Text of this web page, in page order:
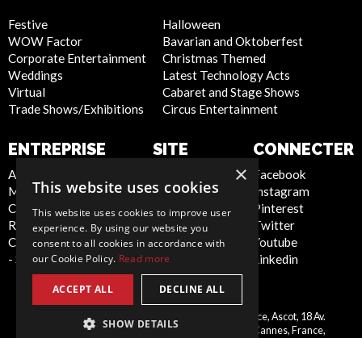
Festive
WOW Factor
Corporate Entertainment
Weddings
Virtual
Trade Shows/Exhibitions
Halloween
Bavarian and Oktoberfest
Christmas Themed
Latest Technology Acts
Cabaret and Stage Shows
Circus Entertainment
ENTREPRISE
About Us
Meet the Team
Contact Us
Report Abuse
Compliance Statement
- Seafarers
SITE
Privacy Policy
Cookie Policy
Artist Sign Up
Terms and
Conditions
Sitemap
CONNECTER
Facebook
Instagram
Pinterest
Twitter
Youtube
Linkedin
Scarlett Entertainment France, Ascot, 18 Av.
Montrose, 06400 Cannes, France,
×
This website uses cookies
This website uses cookies to improve user
experience. By using our website you
consent to all cookies in accordance with
our Cookie Policy. Read more
ACCEPT ALL DECLINE ALL
SHOW DETAILS